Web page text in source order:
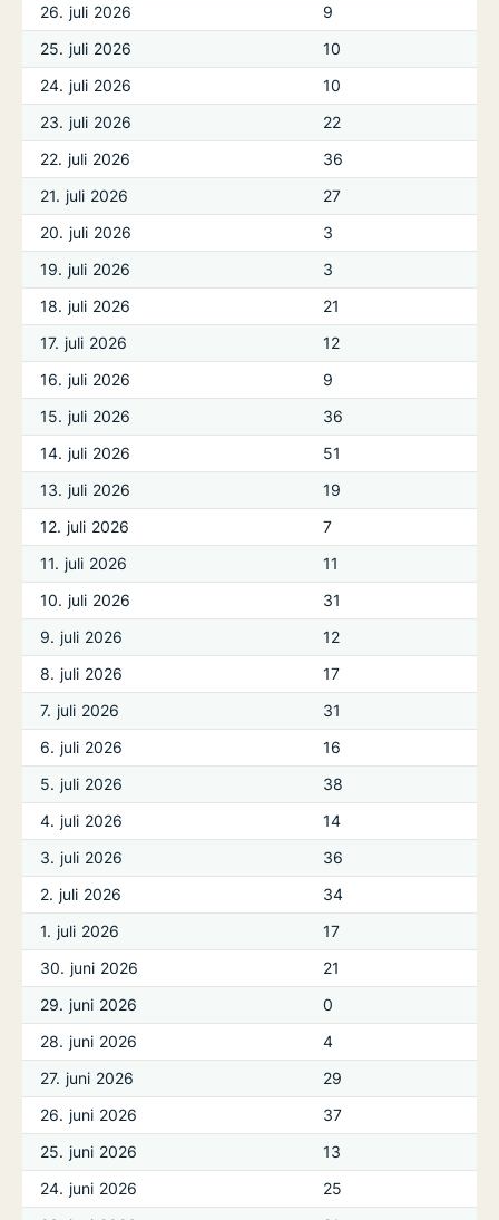
26. juli 2026
9
25. juli 2026
10
24. juli 2026
10
23. juli 2026
22
22. juli 2026
36
21. juli 2026
27
20. juli 2026
3
19. juli 2026
3
18. juli 2026
21
17. juli 2026
12
16. juli 2026
9
15. juli 2026
36
14. juli 2026
51
13. juli 2026
19
12. juli 2026
7
11. juli 2026
11
10. juli 2026
31
9. juli 2026
12
8. juli 2026
17
7. juli 2026
31
6. juli 2026
16
5. juli 2026
38
4. juli 2026
14
3. juli 2026
36
2. juli 2026
34
1. juli 2026
17
30. juni 2026
21
29. juni 2026
0
28. juni 2026
4
27. juni 2026
29
26. juni 2026
37
25. juni 2026
13
24. juni 2026
25